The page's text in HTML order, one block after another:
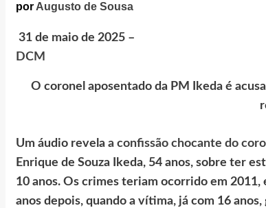
por Augusto de Sousa
31 de maio de 2025 –
DCM
O coronel aposentado da PM Ikeda é
Um áudio revela a confissão chocante do
Enrique de Souza Ikeda, 54 anos, sobre ter
10 anos. Os crimes teriam ocorrido em
anos depois, quando a vítima, já com 16